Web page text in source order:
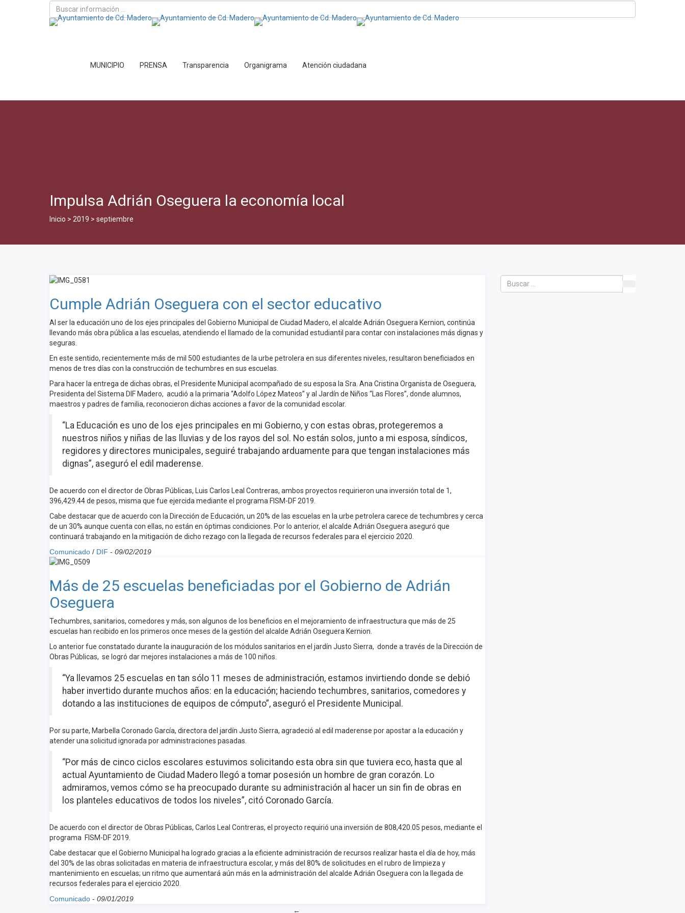
MUNICIPIO PRENSA Transparencia Organigrama Atención ciudadana
Impulsa Adrián Oseguera la economía local
Inicio > 2019 > septiembre
Cumple Adrián Oseguera con el sector educativo
Al ser la educación uno de los ejes principales del Gobierno Municipal de Ciudad Madero, el alcalde Adrián Oseguera Kernion, continúa
llevando más obra pública a las escuelas, atendiendo el llamado de la comunidad estudiantil para contar con instalaciones más dignas y
seguras.
En este sentido, recientemente más de mil 500 estudiantes de la urbe petrolera en sus diferentes niveles, resultaron beneficiados en
menos de tres días con la construcción de techumbres en sus escuelas.
Para hacer la entrega de dichas obras, el Presidente Municipal acompañado de su esposa la Sra. Ana Cristina Organista de Oseguera,
Presidenta del Sistema DIF Madero, acudió a la primaria “Adolfo López Mateos” y al Jardín de Niños “Las Flores”, donde alumnos,
maestros y padres de familia, reconocieron dichas acciones a favor de la comunidad escolar.
“La Educación es uno de los ejes principales en mi Gobierno, y con estas obras, protegeremos a
nuestros niños y niñas de las lluvias y de los rayos del sol. No están solos, junto a mi esposa, síndicos,
regidores y directores municipales, seguiré trabajando arduamente para que tengan instalaciones más
dignas”, aseguró el edil maderense.
De acuerdo con el director de Obras Públicas, Luis Carlos Leal Contreras, ambos proyectos requirieron una inversión total de 1,
396,429.44 de pesos, misma que fue ejercida mediante el programa FISM-DF 2019.
Cabe destacar que de acuerdo con la Dirección de Educación, un 20% de las escuelas en la urbe petrolera carece de techumbres y cerca
de un 30% aunque cuenta con ellas, no están en óptimas condiciones. Por lo anterior, el alcalde Adrián Oseguera aseguró que
continuará trabajando en la mitigación de dicho rezago con la llegada de recursos federales para el ejercicio 2020.
Comunicado / DIF - 09/02/2019
Más de 25 escuelas beneficiadas por el Gobierno de Adrián
Oseguera
Techumbres, sanitarios, comedores y más, son algunos de los beneficios en el mejoramiento de infraestructura que más de 25
escuelas han recibido en los primeros once meses de la gestión del alcalde Adrián Oseguera Kernion.
Lo anterior fue constatado durante la inauguración de los módulos sanitarios en el jardín Justo Sierra, donde a través de la Dirección de
Obras Públicas, se logró dar mejores instalaciones a más de 100 niños.
“Ya llevamos 25 escuelas en tan sólo 11 meses de administración, estamos invirtiendo donde se debió
haber invertido durante muchos años: en la educación; haciendo techumbres, sanitarios, comedores y
dotando a las instituciones de equipos de cómputo”, aseguró el Presidente Municipal.
Por su parte, Marbella Coronado García, directora del jardín Justo Sierra, agradeció al edil maderense por apostar a la educación y
atender una solicitud ignorada por administraciones pasadas.
“Por más de cinco ciclos escolares estuvimos solicitando esta obra sin que tuviera eco, hasta que al
actual Ayuntamiento de Ciudad Madero llegó a tomar posesión un hombre de gran corazón. Lo
admiramos, vemos cómo se ha preocupado durante su administración al hacer un sin fin de obras en
los planteles educativos de todos los niveles”, citó Coronado García.
De acuerdo con el director de Obras Públicas, Carlos Leal Contreras, el proyecto requirió una inversión de 808,420.05 pesos, mediante el
programa FISM-DF 2019.
Cabe destacar que el Gobierno Municipal ha logrado gracias a la eficiente administración de recursos realizar hasta el día de hoy, más
del 30% de las obras solicitadas en materia de infraestructura escolar, y más del 80% de solicitudes en el rubro de limpieza y
mantenimiento en escuelas; un ritmo que aumentará aún más en la administración del alcalde Adrián Oseguera con la llegada de
recursos federales para el ejercicio 2020.
Comunicado - 09/01/2019
←